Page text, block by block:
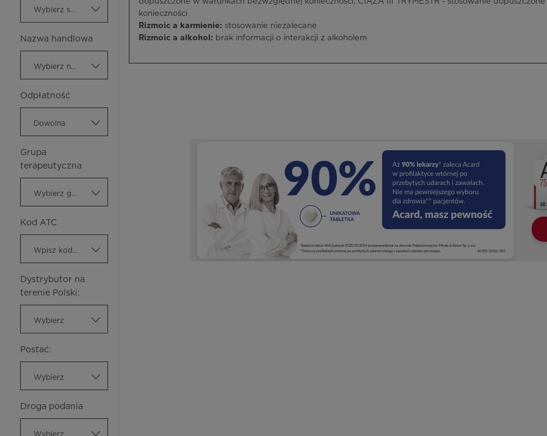
Nazwa handlowa
Odpłatność
Dowolna
Grupa
terapeutyczna
Kod ATC
Dystrybutor na
terenie Polski:
Wybierz
Postać:
Wybierz
Droga podania
Wybierz
konieczności
Rizmoic a karmienie: stosowanie niezalecane
Rizmoic a alkohol: brak informacji o interakcji z alkoholem